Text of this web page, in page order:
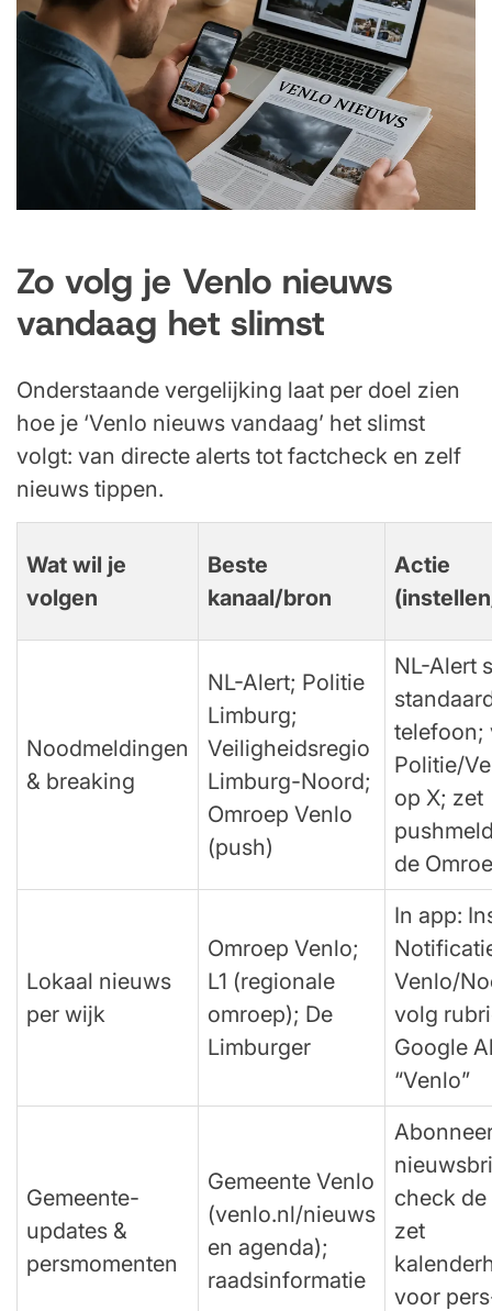
Zo volg je Venlo nieuws
vandaag het slimst
Onderstaande vergelijking laat per doel zien
hoe je ‘Venlo nieuws vandaag’ het slimst
volgt: van directe alerts tot factcheck en zelf
nieuws tippen.
Wat wil je
volgen
Beste
kanaal/bron
Actie
Noodmeldingen
& breaking
NL-Alert; Politie
Limburg;
Veiligheidsregio
Limburg-Noord;
Omroep Venlo
(push)
NL-Alert
telefoon;
Politie/
op X; zet
de
Lokaal nieuws
per wijk
Omroep Venlo;
L1 (regionale
omroep); De
Limburger
In app:
Venlo/
volg
Google
“Venlo”
Gemeente-
updates &
persmomenten
Gemeente Venlo
(venlo.nl/nieuws
en agenda);
raadsinformatie
check
zet
voor